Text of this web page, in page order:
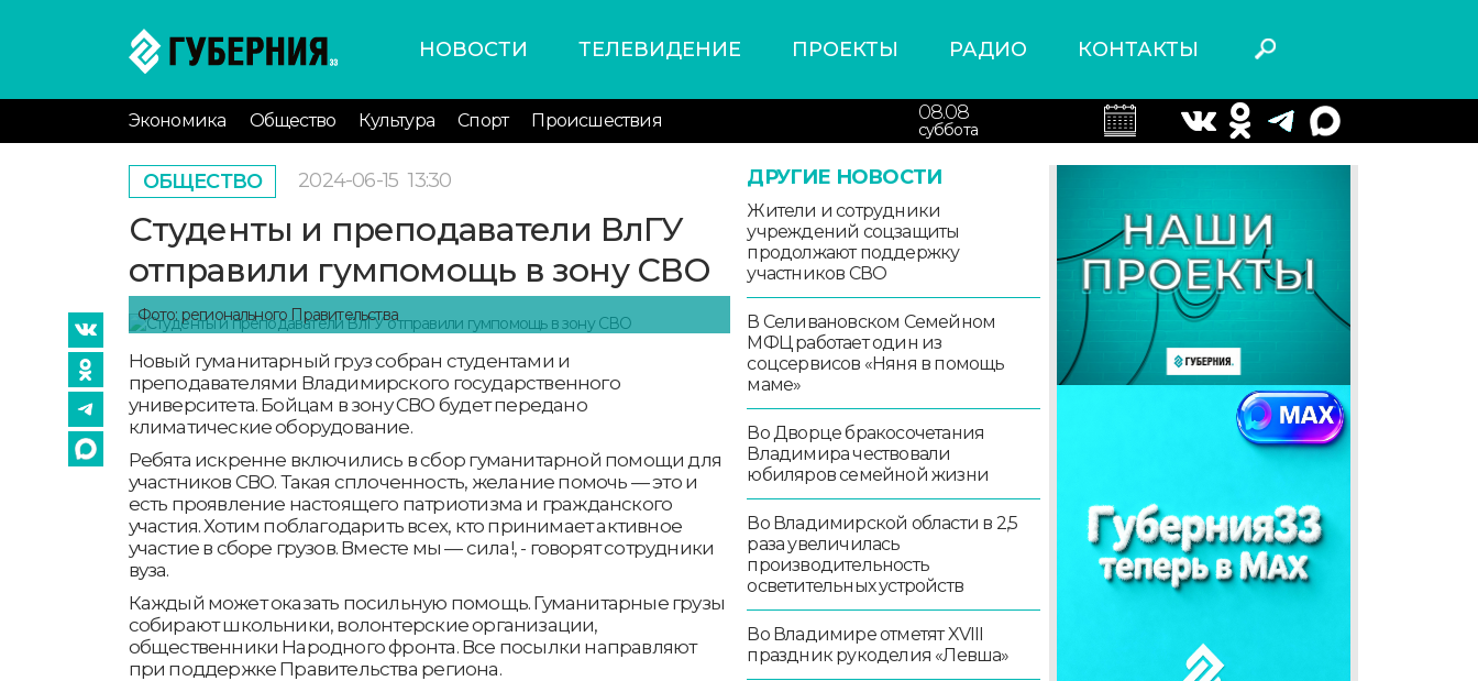
НОВОСТИ ТЕЛЕВИДЕНИЕ ПРОЕКТЫ РАДИО КОНТАКТЫ
Экономика Общество Культура Спорт Происшествия 08.08
суббота
ОБЩЕСТВО 2024-06-15 13:30
Студенты и преподаватели ВлГУ
отправили гумпомощь в зону СВО
Фото: регионального Правительства
Новый гуманитарный груз собран студентами и
преподавателями Владимирского государственного
университета. Бойцам в зону СВО будет передано
климатические оборудование.
Ребята искренне включились в сбор гуманитарной помощи для
участников СВО. Такая сплоченность, желание помочь — это и
есть проявление настоящего патриотизма и гражданского
участия. Хотим поблагодарить всех, кто принимает активное
участие в сборе грузов. Вместе мы — сила!, - говорят сотрудники
вуза.
Каждый может оказать посильную помощь. Гуманитарные грузы
собирают школьники, волонтерские организации,
общественники Народного фронта. Все посылки направляют
при поддержке Правительства региона.
ДРУГИЕ НОВОСТИ
Жители и сотрудники
учреждений соцзащиты
продолжают поддержку
участников СВО
В Селивановском Семейном
МФЦ работает один из
соцсервисов «Няня в помощь
маме»
Во Дворце бракосочетания
Владимира чествовали
юбиляров семейной жизни
Во Владимирской области в 2,5
раза увеличилась
производительность
осветительных устройств
Во Владимире отметят XVIII
праздник рукоделия «Левша»